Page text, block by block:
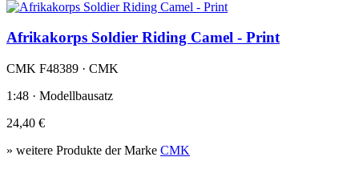
Afrikakorps Soldier Riding Camel - Print
CMK F48389 · CMK
1:48 · Modellbausatz
24,40 €
» weitere Produkte der Marke CMK